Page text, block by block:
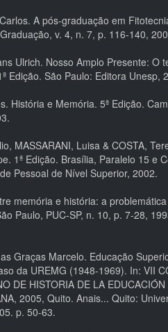
A pós-graduação em
v. 4, n. 7, p. 116-140,
Ulrich. Nosso Amplo Presente: O
Edição. São Paulo: Editora Unesp,
História e Memória. 5ª Edição.
MASSARANI, Luisa & COSTA,
1ª Edição. Brasília, Paralelo 15 e
Pessoal de Nível Superior, 2002.
memória e história: a
Paulo, PUC-SP, n. 10, p. 7-28,
Graças Marcelo. Educação
da UREMG (1948-1969). In: VII
DE HISTORIA DE LA EDUCACIÓN
2005, Quito. Anais... Quito:
p. 50-63.